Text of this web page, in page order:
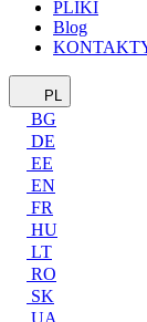
PLIKI
Blog
PL
BG
DE
EE
EN
FR
HU
LT
RO
SK
UA